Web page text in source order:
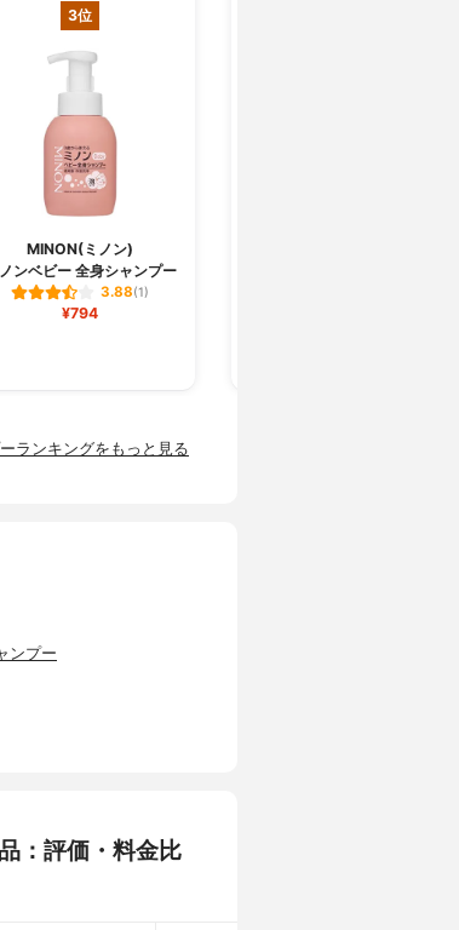
3位
MINON(ミノン)
ンベビー 全身シャンプー
3.88(1)
¥794
ランキングをもっと見る
ンプー
：評価・料金比